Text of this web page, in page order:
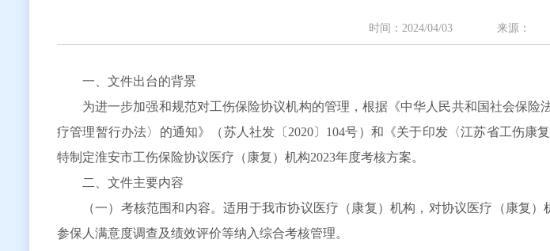
时间：2024/04/03 来源
一、文件出台的背景
为进一步加强和规范对工伤保险协议机构的管理，根据《中华人民共和国社会保
疗管理暂行办法〉的通知》（苏人社发〔2020〕104号）和《关于印发〈江苏省工伤康
特制定淮安市工伤保险协议医疗（康复）机构2023年度考核方案。
二、文件主要内容
（一）考核范围和内容。适用于我市协议医疗（康复）机构，对协议医疗（康复
参保人满意度调查及绩效评价等纳入综合考核管理。